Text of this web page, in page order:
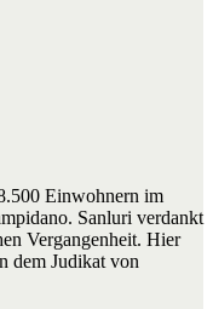
Einwohnern im
Sanluri verdankt
Vergangenheit. Hier
dem Judikat von